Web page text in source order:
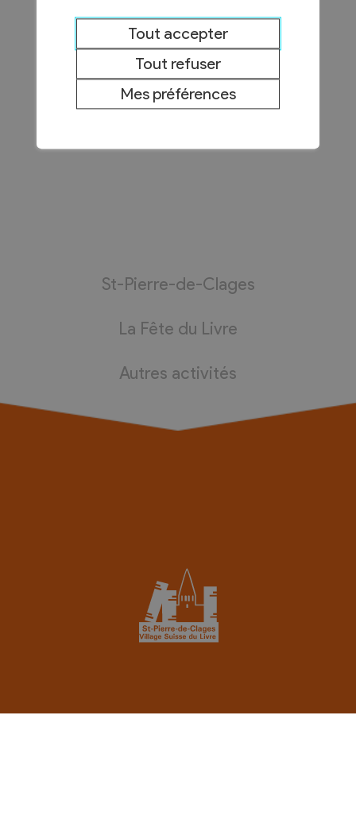
St-Pierre-de-Clages
La Fête du Livre
Autres activités
Tout accepter
Tout refuser
Mes préférences